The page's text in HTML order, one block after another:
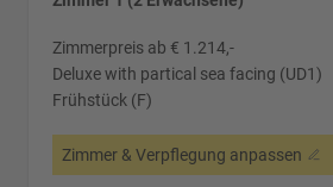
Zimmerpreis ab € 1.214,-
Deluxe with partical sea facing (UD1)
Frühstück (F)
Zimmer & Verpflegung anpassen